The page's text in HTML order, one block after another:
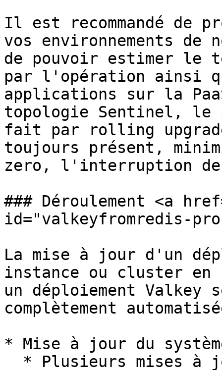
Il est recommandé de
vos environnements
de pouvoir estimer le
par l'opération ainsi
applications sur la
topologie Sentinel, le
fait par rolling
toujours présent,
zero, l'interruption
### Déroulement <a
id="valkeyfromredis-
La mise à jour d'un
instance ou cluster
un déploiement Valkey
complètement
* Mise à jour du